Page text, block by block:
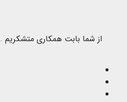
از شما بابت همکاری متشکریم .